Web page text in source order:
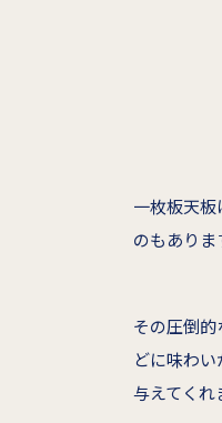
一枚板天
のもありま
その圧倒
どに味わ
与えてくれ